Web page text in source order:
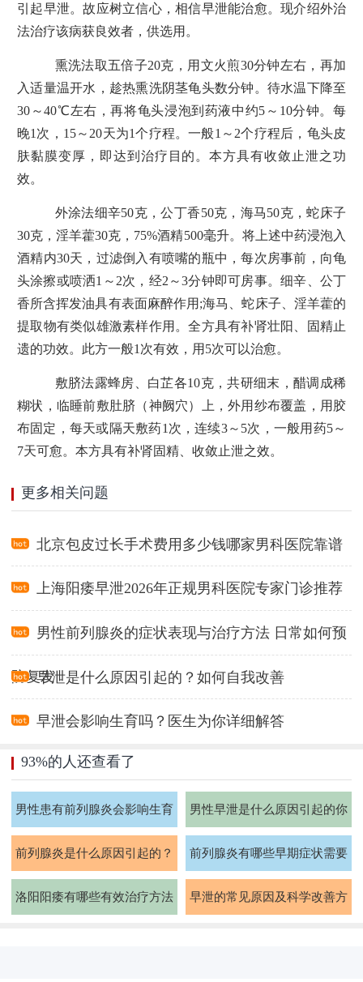
引起早泄。故应树立信心，相信早泄能治愈。现介绍外治
法治疗该病获良效者，供选用。
熏洗法取五倍子20克，用文火煎30分钟左右，再加
入适量温开水，趁热熏洗阴茎龟头数分钟。待水温下降至
30～40℃左右，再将龟头浸泡到药液中约5～10分钟。每
晚1次，15～20天为1个疗程。一般1～2个疗程后，龟头皮
肤黏膜变厚，即达到治疗目的。本方具有收敛止泄之功
效。
外涂法细辛50克，公丁香50克，海马50克，蛇床子
30克，淫羊藿30克，75%酒精500毫升。将上述中药浸泡入
酒精内30天，过滤倒入有喷嘴的瓶中，每次房事前，向龟
头涂擦或喷洒1～2次，经2～3分钟即可房事。细辛、公丁
香所含挥发油具有表面麻醉作用;海马、蛇床子、淫羊藿的
提取物有类似雄激素样作用。全方具有补肾壮阳、固精止
遗的功效。此方一般1次有效，用5次可以治愈。
敷脐法露蜂房、白芷各10克，共研细末，醋调成稀
糊状，临睡前敷肚脐（神阙穴）上，外用纱布覆盖，用胶
布固定，每天或隔天敷药1次，连续3～5次，一般用药5～
7天可愈。本方具有补肾固精、收敛止泄之效。
更多相关问题
北京包皮过长手术费用多少钱哪家男科医院靠谱
上海阳痿早泄2026年正规男科医院专家门诊推荐
男性前列腺炎的症状表现与治疗方法 日常如何预
防复发早泄是什么原因引起的？如何自我改善
早泄会影响生育吗？医生为你详细解答
93%的人还查看了
男性患有前列腺炎会影响生育
能力吗
男性早泄是什么原因引起的你
知道吗
前列腺炎是什么原因引起的？
如何治疗
前列腺炎有哪些早期症状需要
注意
洛阳阳痿有哪些有效治疗方法 早泄的常见原因及科学改善方